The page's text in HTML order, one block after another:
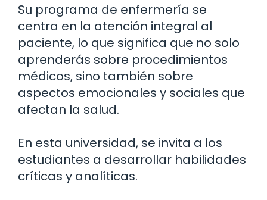
Su programa de enfermería se
centra en la atención integral al
paciente, lo que significa que no solo
aprenderás sobre procedimientos
médicos, sino también sobre
aspectos emocionales y sociales que
afectan la salud.
En esta universidad, se invita a los
estudiantes a desarrollar habilidades
críticas y analíticas.